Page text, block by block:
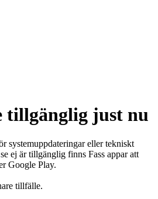
tillgänglig just nu
systemuppdateringar eller tekniskt
ej är tillgänglig finns Fass appar att
Google Play.
tillfälle.